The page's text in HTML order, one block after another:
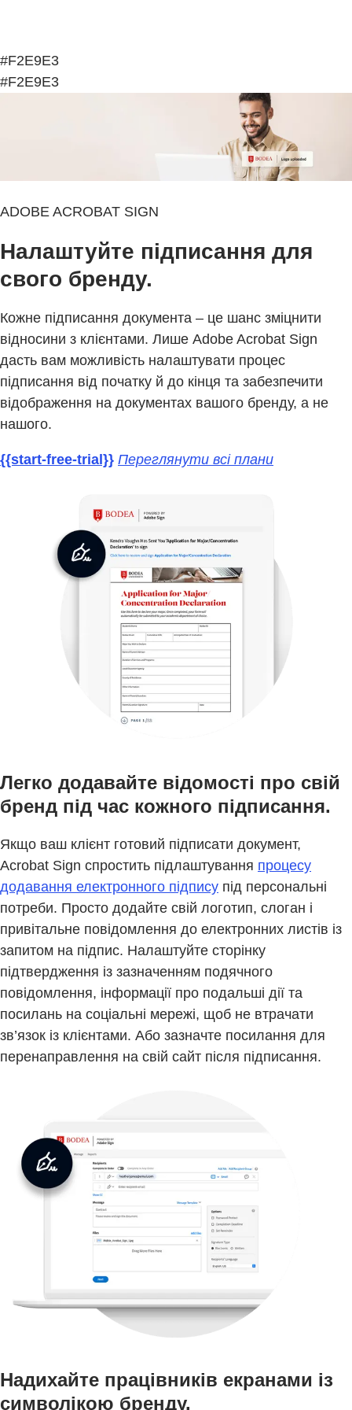
#F2E9E3
#F2E9E3
ADOBE ACROBAT SIGN
Налаштуйте підписання для
свого бренду.
Кожне підписання документа – це шанс зміцнити
відносини з клієнтами. Лише Adobe Acrobat Sign
дасть вам можливість налаштувати процес
підписання від початку й до кінця та забезпечити
відображення на документах вашого бренду, а не
нашого.
{{start-free-trial}} Переглянути всі плани
Легко додавайте відомості про свій
бренд під час кожного підписання.
Якщо ваш клієнт готовий підписати документ,
Acrobat Sign спростить підлаштування процесу
додавання електронного підпису під персональні
потреби. Просто додайте свій логотип, слоган і
привітальне повідомлення до електронних листів із
запитом на підпис. Налаштуйте сторінку
підтвердження із зазначенням подячного
повідомлення, інформації про подальші дії та
посилань на соціальні мережі, щоб не втрачати
зв’язок із клієнтами. Або зазначте посилання для
перенаправлення на свій сайт після підписання.
Надихайте працівників екранами із
символікою бренду.